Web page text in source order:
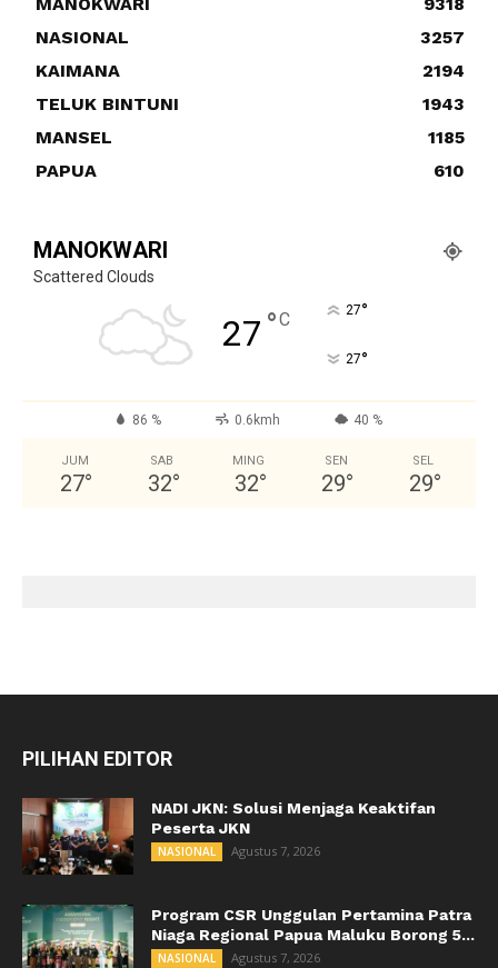
MANOKWARI
9318
NASIONAL
3257
KAIMANA
2194
TELUK BINTUNI
1943
MANSEL
1185
PAPUA
610
MANOKWARI
Scattered Clouds
27 °C 27°
27°
86 % 0.6kmh 40 %
JUM
27°
SAB
32°
MING
32°
SEN
29°
SEL
29°
PILIHAN EDITOR
NADI JKN: Solusi Menjaga Keaktifan
Peserta JKN
NASIONAL Agustus 7, 2026
Program CSR Unggulan Pertamina Patra
Niaga Regional Papua Maluku Borong 5...
NASIONAL Agustus 7, 2026